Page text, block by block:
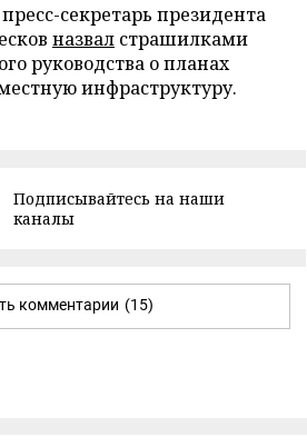
секретарь президента
назвал страшилками
руководства о планах
инфраструктуру.
Подписывайтесь на наши
каналы
комментарии (15)